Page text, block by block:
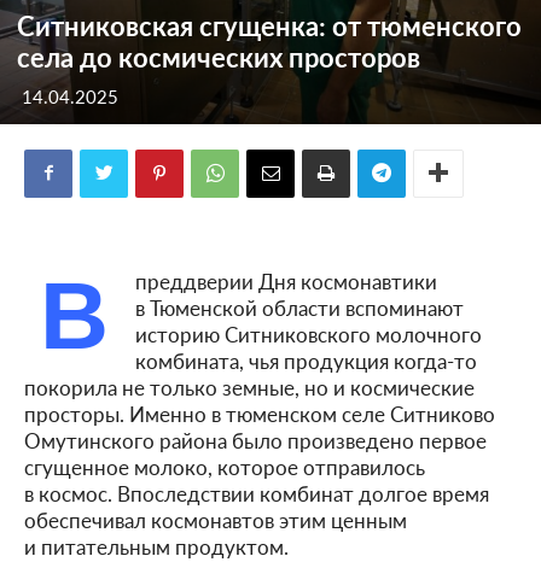
Ситниковская сгущенка: от тюменского
села до космических просторов
14.04.2025
В
преддверии Дня космонавтики
в Тюменской области вспоминают
историю Ситниковского молочного
комбината, чья продукция когда-то
покорила не только земные, но и космические
просторы. Именно в тюменском селе Ситниково
Омутинского района было произведено первое
сгущенное молоко, которое отправилось
в космос. Впоследствии комбинат долгое время
обеспечивал космонавтов этим ценным
и питательным продуктом.